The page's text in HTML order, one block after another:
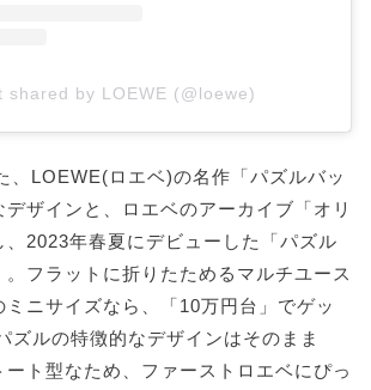
shared by LOEWE (@loewe)
、LOEWE(ロエベ)の名作「パズルバッ
ザインと、ロエベのアーカイブ「オリ
、2023年春夏にデビューした「パズル
。フラットに折りたためるマルチユース
ミニサイズなら、「10万円台」でゲッ
ズルの特徴的なデザインはそのまま
ート型なため、ファーストロエベにぴっ